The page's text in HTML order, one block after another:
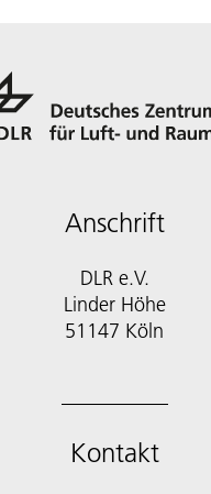
Anschrift
DLR e.V.
Linder Höhe
51147 Köln
Kontakt